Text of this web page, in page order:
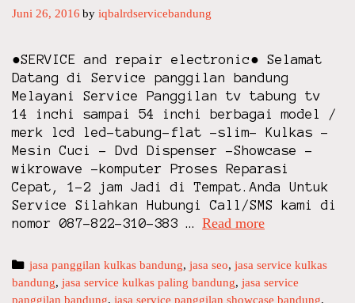
e
e
r
b
o
x
c
h
i
l
r
i
Juni 26, 2016 by iqbalrdservicebandung
●SERVICE and repair electronic● Selamat
Datang di Service panggilan bandung
Melayani Service Panggilan tv tabung tv
14 inchi sampai 54 inchi berbagai model /
merk lcd led-tabung-flat -slim- Kulkas –
Mesin Cuci – Dvd Dispenser -Showcase -
wikrowave -komputer Proses Reparasi
Cepat, 1-2 jam Jadi di Tempat.Anda Untuk
Service Silahkan Hubungi Call/SMS kami di
nomor 087-822-310-383 … Read more
V
I
C
a
t
jasa panggilan kulkas bandung,jasa seo,jasa service kulkas
bandung, jasa service kulkas paling bandung, jasa service
panggilan bandung, jasa service panggilan showcase bandung,